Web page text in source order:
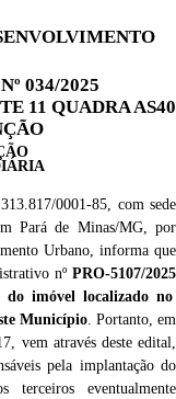
034/2025
11 QUADRA AS40
0001-85, com sede
Pará de Minas/MG, por
Urbano, informa que
nº PRO-5107/2025
imóvel localizado no
Município. Portanto, em
vem através deste edital,
pela implantação do
eventualmente